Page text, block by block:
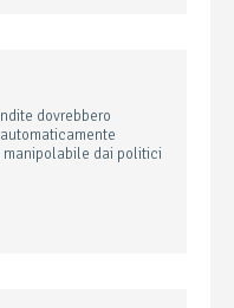
dovrebbero
dai politici